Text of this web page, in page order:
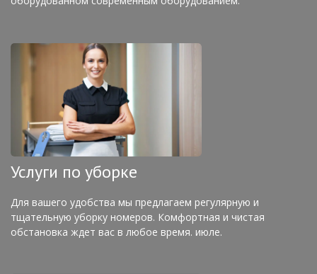
Услуги по уборке
Для вашего удобства мы предлагаем регулярную и
тщательную уборку номеров. Комфортная и чистая
обстановка ждет вас в любое время. июле.